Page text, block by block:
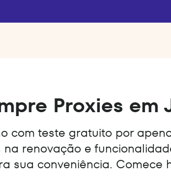
Proxies em
com teste gratuito por
na renovação e
sua conveniência. Comece